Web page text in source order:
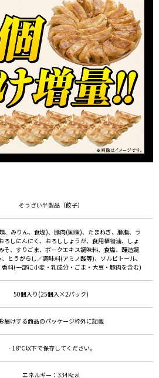
そうざい半製品（餃子）
、みりん、食塩)、豚肉(国産)、たまねぎ、豚脂、ラ
ろしにんにく、おろししょうが、食用植物油、しょ
そ、すりごま、ポークエキス調味料、食塩、醸造調
とうがらし／調味料(アミノ酸等)、ソルビトール、
香料(一部に小麦・乳成分・ごま・大豆・豚肉を含む)
50個入り(25個入×2パック)
届けする商品のパッケージ枠外に記載
‐18℃以下で保存してください。
エネルギー：334Kcal